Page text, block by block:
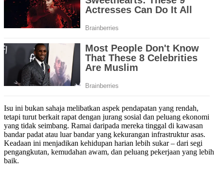
Isu ini bukan sahaja melibatkan aspek pendapatan yang rendah,
tetapi turut berkait rapat dengan jurang sosial dan peluang ekonomi
yang tidak seimbang. Ramai daripada mereka tinggal di kawasan
bandar padat atau luar bandar yang kekurangan infrastruktur asas.
Keadaan ini menjadikan kehidupan harian lebih sukar – dari segi
pengangkutan, kemudahan awam, dan peluang pekerjaan yang lebih
baik.